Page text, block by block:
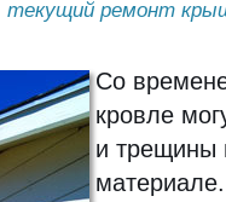
текущий ремонт
Со
кровле
и трещины